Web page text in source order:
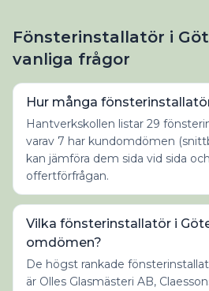
Fönsterinstallatör i
vanliga frågor
Hur många
Hantverkskollen listar 29
varav 7 har kundomdömen
kan jämföra dem sida vid sida
offertförfrågan.
Vilka fönsterinstallatör i
omdömen?
De högst rankade
är Olles Glasmästeri AB,